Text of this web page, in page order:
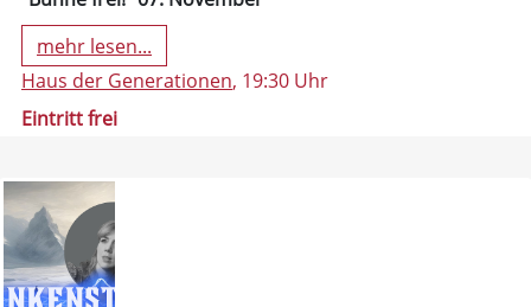
mehr lesen...
Haus der Generationen, 19:30 Uhr
Eintritt frei